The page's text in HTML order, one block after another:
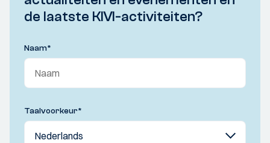
de laatste KIVI-activiteiten?
Naam*
Taalvoorkeur*